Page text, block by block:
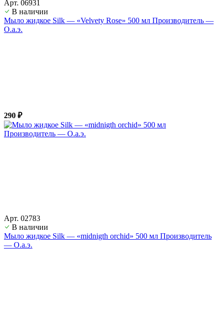
Арт. 06931
В наличии
Мыло жидкое Silk — «Velvety Rose» 500 мл Производитель —
О.а.э.
290 ₽
Арт. 02783
В наличии
Мыло жидкое Silk — «midnigth orchid» 500 мл Производитель
— О.а.э.